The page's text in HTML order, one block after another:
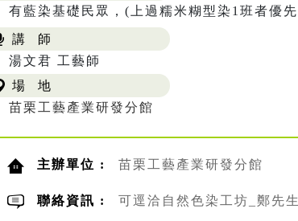
有藍染基礎民眾，(上過糯米糊型染1班者優先
講 師
湯文君 工藝師
場 地
苗栗工藝產業研發分館
主辦單位 : 苗栗工藝產業研發分館
聯絡資訊 : 可逕洽自然色染工坊_鄭先